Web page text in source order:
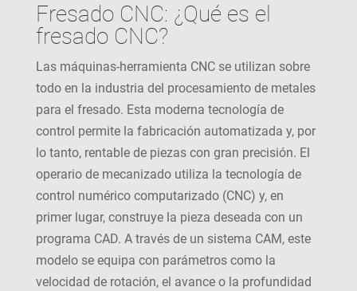
Fresado CNC: ¿Qué es el
fresado CNC?
Las máquinas-herramienta CNC se utilizan sobre
todo en la industria del procesamiento de metales
para el fresado. Esta moderna tecnología de
control permite la fabricación automatizada y, por
lo tanto, rentable de piezas con gran precisión. El
operario de mecanizado utiliza la tecnología de
control numérico computarizado (CNC) y, en
primer lugar, construye la pieza deseada con un
programa CAD. A través de un sistema CAM, este
modelo se equipa con parámetros como la
velocidad de rotación, el avance o la profundidad